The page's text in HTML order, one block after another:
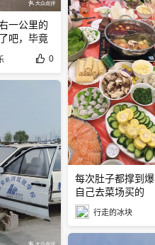
一公里的
吧，毕竟
0
每次肚子都撑到
自己去菜场买的
行走的冰块